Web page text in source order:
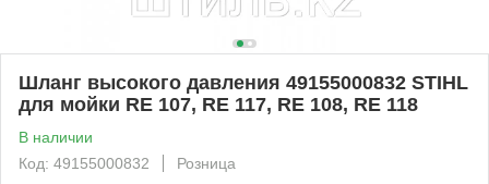
Шланг высокого давления 49155000832 STIHL
для мойки RE 107, RE 117, RE 108, RE 118
В наличии
Код: 49155000832
Розница